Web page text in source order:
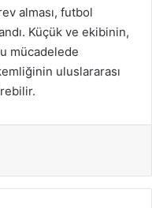
alması, futbol
Küçük ve ekibinin,
mücadelede
uluslararası